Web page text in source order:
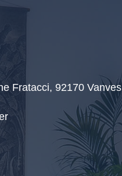
CONTACT
Fratacci, 92170 Vanves